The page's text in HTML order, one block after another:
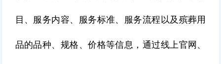
目、服务内容、服务标准、服务流程以及殡葬用
品的品种、规格、价格等信息，通过线上官网、